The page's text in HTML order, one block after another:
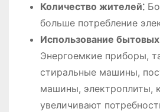
Количество жителей⁚
больше потребление
Использование бытовых
Энергоемкие приборы,
стиральные машины,
машины, электроплиты,
увеличивают